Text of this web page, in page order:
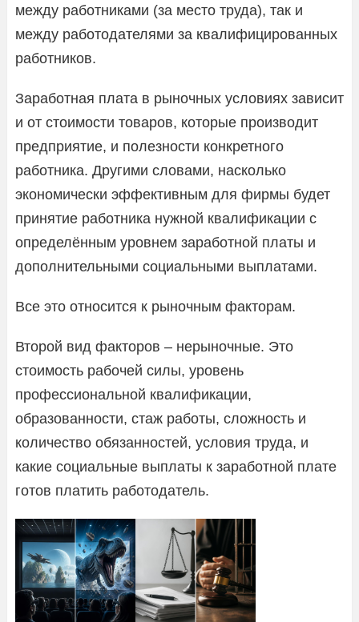
между работниками (за место труда), так и
между работодателями за квалифицированных
работников.
Заработная плата в рыночных условиях зависит
и от стоимости товаров, которые производит
предприятие, и полезности конкретного
работника. Другими словами, насколько
экономически эффективным для фирмы будет
принятие работника нужной квалификации с
определённым уровнем заработной платы и
дополнительными социальными выплатами.
Все это относится к рыночным факторам.
Второй вид факторов – нерыночные. Это
стоимость рабочей силы, уровень
профессиональной квалификации,
образованности, стаж работы, сложность и
количество обязанностей, условия труда, и
какие социальные выплаты к заработной плате
готов платить работодатель.